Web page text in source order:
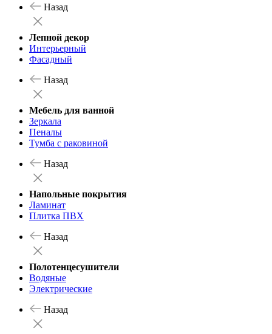
Назад
Лепной декор
Интерьерный
Фасадный
Назад
Мебель для ванной
Зеркала
Пеналы
Тумба с раковиной
Назад
Напольные покрытия
Ламинат
Плитка ПВХ
Назад
Полотенцесушители
Водяные
Электрические
Назад